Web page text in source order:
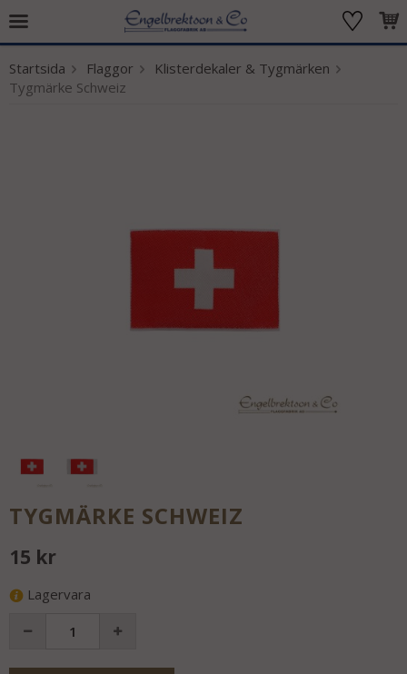
Produkten har blivit tillagd i varukorgen
Startsida Flaggor
Klisterdekaler & Tygmärken
Tygmärke Schweiz
TYGMÄRKE SCHWEIZ
15 kr
Lagervara